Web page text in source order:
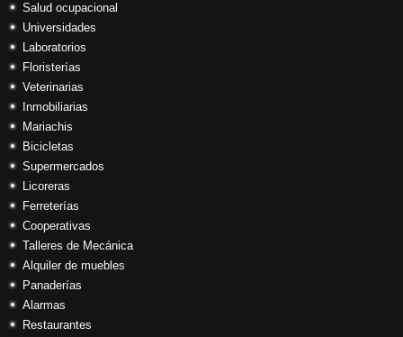
Salud ocupacional
Universidades
Laboratorios
Floristerías
Veterinarias
Inmobiliarias
Mariachis
Bicicletas
Supermercados
Licoreras
Ferreterías
Cooperativas
Talleres de Mecánica
Alquiler de muebles
Panaderías
Alarmas
Restaurantes